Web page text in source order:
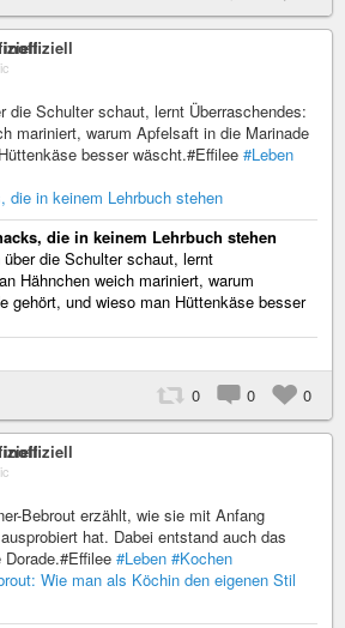
inoffiziell
die Schulter schaut, lernt Überraschendes:
mariniert, warum Apfelsaft in die Marinade
besser wäscht.#Effilee #Leben
die in keinem Lehrbuch stehen
die in keinem Lehrbuch stehen
die Schulter schaut, lernt
Hähnchen weich mariniert, warum
gehört, und wieso man Hüttenkäse besser
0 0 0
inoffiziell
Bebrout erzählt, wie sie mit Anfang
hat. Dabei entstand auch das
#Leben #Kochen
Wie man als Köchin den eigenen Stil